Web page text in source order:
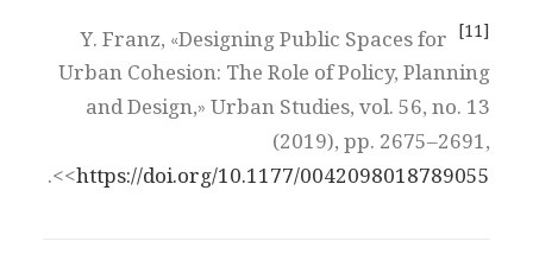
[11]
Y. Franz, «Designing Public Spaces for
Urban Cohesion: The Role of Policy, Planning
and Design,» Urban Studies, vol. 56, no. 13
(2019), pp. 2675–2691,
<https://doi.org/10.1177/0042098​018​789055
>.